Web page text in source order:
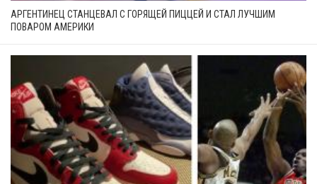
АРГЕНТИНЕЦ СТАНЦЕВАЛ С ГОРЯЩЕЙ ПИЦЦЕЙ И СТАЛ ЛУЧШИМ
ПОВАРОМ АМЕРИКИ